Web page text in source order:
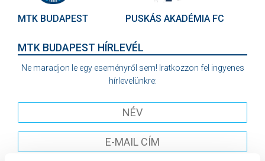
MTK BUDAPEST PUSKÁS AKADÉMIA FC
MTK BUDAPEST HÍRLEVÉL
Ne maradjon le egy eseményről sem! Iratkozzon fel ingyenes
hírlevelünkre: